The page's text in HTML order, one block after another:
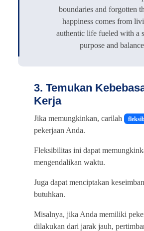
boundaries and forgotten
happiness comes from
authentic life fueled with a
purpose and balance
3. Temukan
Kerja
Jika memungkinkan, carilah
pekerjaan Anda.
Fleksibilitas ini dapat
mengendalikan waktu.
Juga dapat menciptakan
butuhkan.
Misalnya, jika Anda memiliki
dilakukan dari jarak jauh,